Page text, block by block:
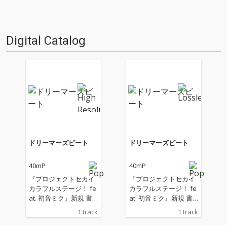
Digital Catalog
ドリーマーズビート
40mP
『プロジェクトセカイ
カラフルステージ！ fe
at. 初音ミク』新規 書
1 track
ドリーマーズビート
40mP
『プロジェクトセカイ
カラフルステージ！ fe
at. 初音ミク』新規 書
1 track